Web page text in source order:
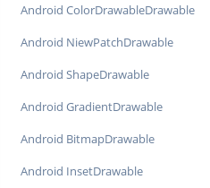
Android ColorDrawableDrawable
Android NiewPatchDrawable
Android ShapeDrawable
Android GradientDrawable
Android BitmapDrawable
Android InsetDrawable